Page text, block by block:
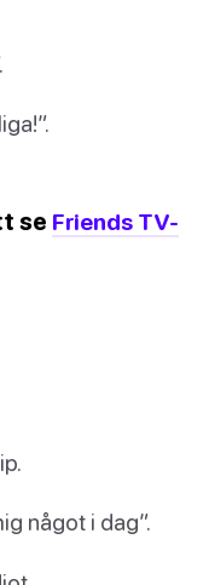
se Friends TV-
något i dag”.